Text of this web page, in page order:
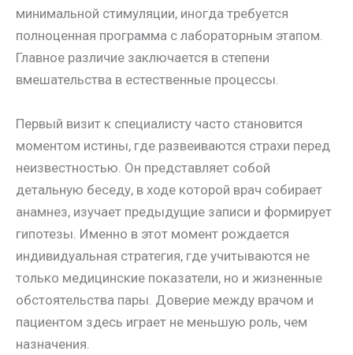
минимальной стимуляции, иногда требуется
полноценная программа с лабораторным этапом.
Главное различие заключается в степени
вмешательства в естественные процессы.
Первый визит к специалисту часто становится
моментом истины, где развеиваются страхи перед
неизвестностью. Он представляет собой
детальную беседу, в ходе которой врач собирает
анамнез, изучает предыдущие записи и формирует
гипотезы. Именно в этот момент рождается
индивидуальная стратегия, где учитываются не
только медицинские показатели, но и жизненные
обстоятельства пары. Доверие между врачом и
пациентом здесь играет не меньшую роль, чем
назначения.